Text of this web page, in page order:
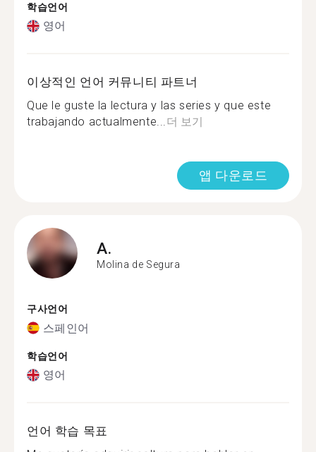
학습언어
영어
이상적인 언어 커뮤니티 파트너
Que le guste la lectura y las series y que este
trabajando actualmente...더 보기
앱 다운로드
A.
Molina de Segura
구사언어
스페인어
학습언어
영어
언어 학습 목표